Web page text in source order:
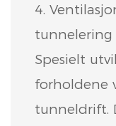
4.
tunnelering
Spesielt
forholdene
tunneldrift.